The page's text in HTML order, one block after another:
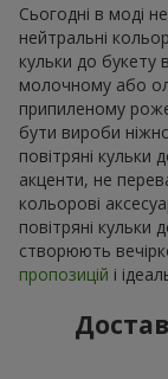
Сьогодні в моді
нейтральні
кульки до букету
молочному або
припиленому
бути вироби
повітряні кульки
акценти, не
кольорові
повітряні кульки
створюють
пропозицій і